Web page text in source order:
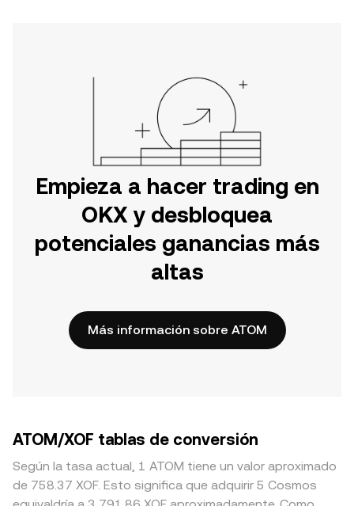
Empieza a hacer trading en
OKX y desbloquea
potenciales ganancias más
altas
Más información sobre ATOM
ATOM/XOF tablas de conversión
Según la tasa actual, 1 ATOM tiene un valor aproximado
de 758.37 XOF. Esto significa que adquirir 5 Cosmos